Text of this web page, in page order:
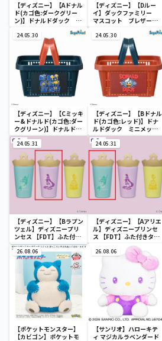
【ディズニー】【Aドナル
ド(カゴ色:ダークグリー
ン)】ドナルドダック ミ
【ディズニー】【Dルー
イ】ダックファミリー
マスコット ブレザーコ
24.05.30
【ディズニー】【Cミッキ
ー&ドナルド(カゴ色:ダー
クグリーン)】ドナルドダ
ック ミニメッシュカゴ
24.05.30
【ディズニー】【Bドナル
ド(カゴ色:レッド)】ドナ
ルドダック ミニメッシ
ュカゴ
24.05.31
【ディズニー】【Bラプン
ツェル】ディズニープリ
ンセス 【FDT】ふた付き
タンブラー
24.05.31
【ディズニー】【Aアリエ
ル】ディズニープリンセ
ス 【FDT】ふた付きタン
26.08.06
【ポケットモンスター】
【カビゴン】ポケットモ
26.08.06
【サンリオ】ハローキテ
ィ マジカルラベンダード